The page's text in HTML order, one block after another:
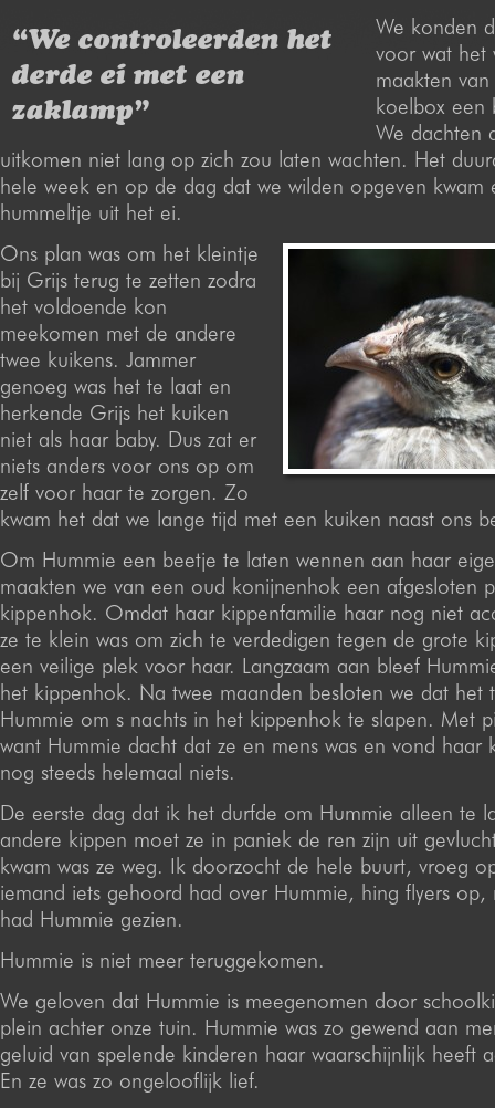
“We controleerden het
derde ei met een
zaklamp”
We konden
voor wat het
maakten
koelbox een
We dachten
uitkomen niet lang op zich zou laten wachten. Het
hele week en op de dag dat we wilden opgeven kwam
hummeltje uit het ei.
Ons plan was om het kleintje
bij Grijs terug te zetten zodra
het voldoende kon
meekomen met de andere
twee kuikens. Jammer
genoeg was het te laat en
herkende Grijs het kuiken
niet als haar baby. Dus zat er
niets anders voor ons op om
zelf voor haar te zorgen. Zo
kwam het dat we lange tijd met een kuiken naast ons
Om Hummie een beetje te laten wennen aan haar
maakten we van een oud konijnenhok een afgesloten
kippenhok. Omdat haar kippenfamilie haar nog niet
ze te klein was om zich te verdedigen tegen de grote
een veilige plek voor haar. Langzaam aan bleef
het kippenhok. Na twee maanden besloten we dat het
Hummie om s nachts in het kippenhok te slapen. Met
want Hummie dacht dat ze en mens was en vond haar
nog steeds helemaal niets.
De eerste dag dat ik het durfde om Hummie alleen te
andere kippen moet ze in paniek de ren zijn uit
kwam was ze weg. Ik doorzocht de hele buurt, vroeg
iemand iets gehoord had over Hummie, hing flyers op,
had Hummie gezien.
Hummie is niet meer teruggekomen.
We geloven dat Hummie is meegenomen door
plein achter onze tuin. Hummie was zo gewend aan
geluid van spelende kinderen haar waarschijnlijk heeft
En ze was zo ongelooflijk lief.